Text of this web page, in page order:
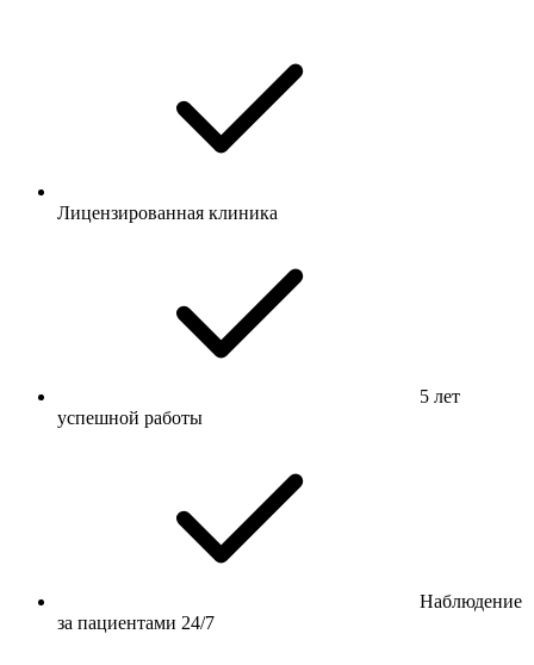
Лицензированная клиника
5 лет
успешной работы
Наблюдение
за пациентами 24/7